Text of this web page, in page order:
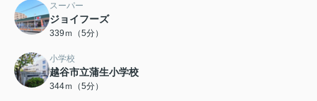
スーパー
ジョイフーズ
339ｍ（5分）
小学校
越谷市立蒲生小学校
344ｍ（5分）